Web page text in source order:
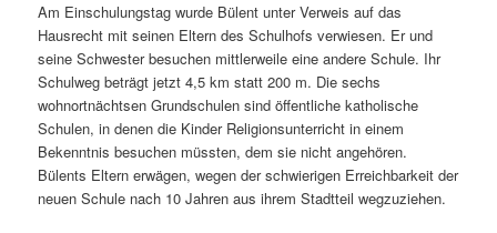
Am Einschulungstag wurde Bülent unter Verweis auf das
Hausrecht mit seinen Eltern des Schulhofs verwiesen. Er und
seine Schwester besuchen mittlerweile eine andere Schule. Ihr
Schulweg beträgt jetzt 4,5 km statt 200 m. Die sechs
wohnortnächtsen Grundschulen sind öffentliche katholische
Schulen, in denen die Kinder Religionsunterricht in einem
Bekenntnis besuchen müssten, dem sie nicht angehören.
Bülents Eltern erwägen, wegen der schwierigen Erreichbarkeit der
neuen Schule nach 10 Jahren aus ihrem Stadtteil wegzuziehen.